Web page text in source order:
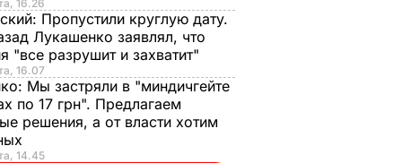
16.26
Пропустили круглую дату.
Лукашенко заявлял, что
"все разрушит и захватит"
16.07
Мы застряли в "миндичгейте
по 17 грн". Предлагаем
решения, а от власти хотим
14.45